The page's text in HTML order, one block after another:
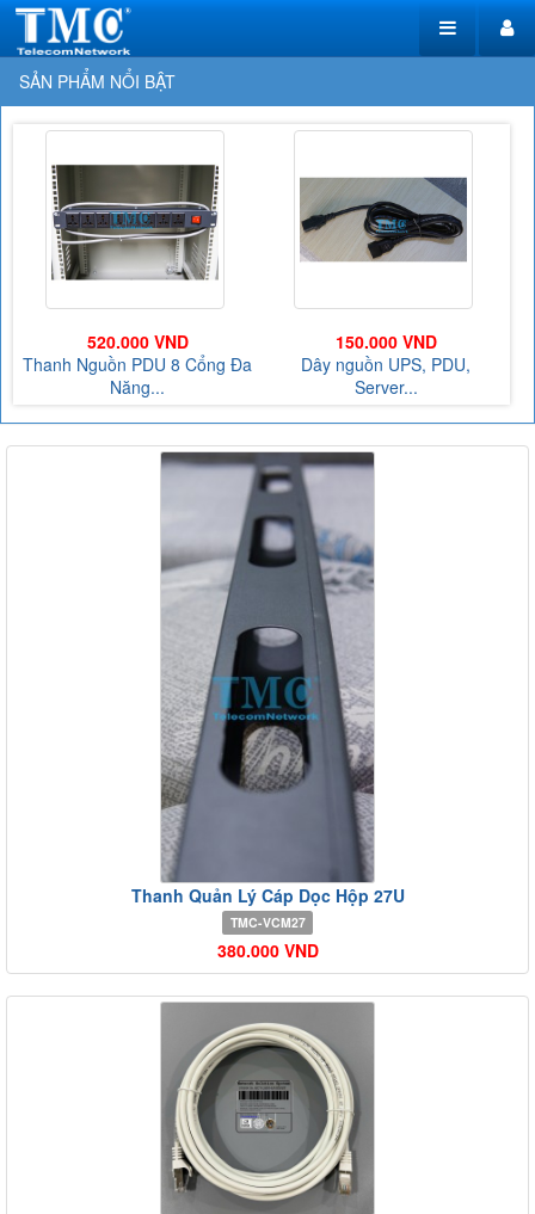
SẢN PHẨM NỔI BẬT
150.000 VND
Dây nguồn UPS, PDU,
Server...
64.000 VND
Cáp nhảy-Patch cord
COMMSCOPE...
Thanh Quản Lý Cáp Dọc Hộp 27U
TMC-VCM27
380.000 VND